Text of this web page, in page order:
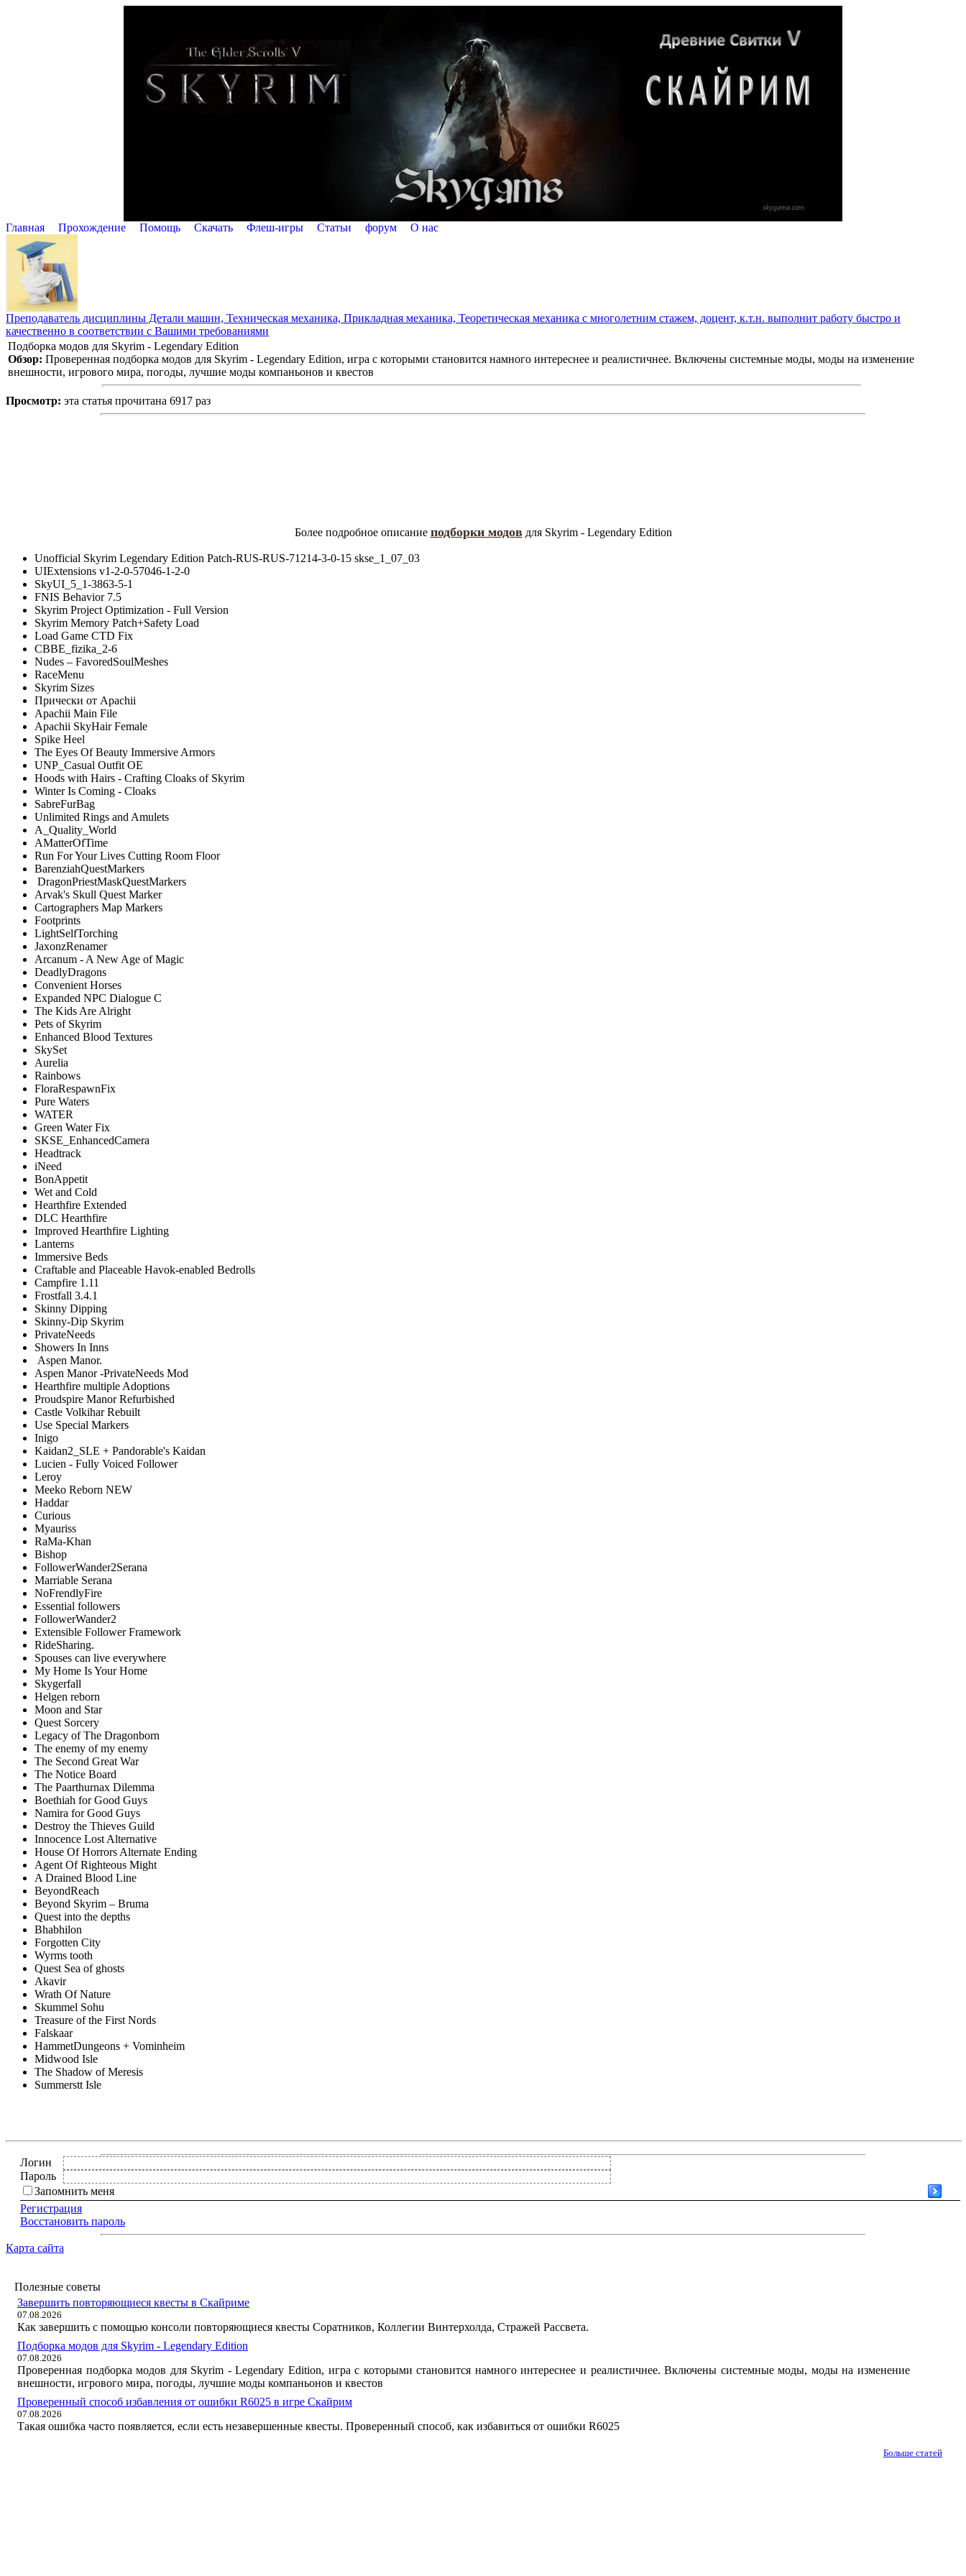
Главная Прохождение Помощь Cкачать Флеш-игры Статьи форум О нас
Преподаватель дисциплины Детали машин, Техническая механика, Прикладная механика, Теоретическая механика с многолетним стажем, доцент, к.т.н. выполнит работу быстро и
качественно в соответствии с Вашими требованиями
Подборка модов для Skyrim - Legendary Edition
Обзор: Проверенная подборка модов для Skyrim - Legendary Edition, игра с которыми становится намного интереснее и реалистичнее. Включены системные моды, моды на изменение
внешности, игрового мира, погоды, лучшие моды компаньонов и квестов
Просмотр: эта статья прочитана 6917 раз
Более подробное описание подборки модов для Skyrim - Legendary Edition
Unofficial Skyrim Legendary Edition Patch-RUS-RUS-71214-3-0-15 skse_1_07_03
UIExtensions v1-2-0-57046-1-2-0
SkyUI_5_1-3863-5-1
FNIS Behavior 7.5
Skyrim Project Optimization - Full Version
Skyrim Memory Patch+Safety Load
Load Game CTD Fix
CBBE_fizika_2-6
Nudes – FavoredSoulMeshes
RaceMenu
Skyrim Sizes
Прически от Apachii
Apachii Main File
Apachii SkyHair Female
Spike Heel
The Eyes Of Beauty Immersive Armors
UNP_Casual Outfit OE
Hoods with Hairs - Crafting Cloaks of Skyrim
Winter Is Coming - Cloaks
SabreFurBag
Unlimited Rings and Amulets
A_Quality_World
AMatterOfTime
Run For Your Lives Cutting Room Floor
BarenziahQuestMarkers
DragonPriestMaskQuestMarkers
Arvak's Skull Quest Marker
Cartographers Map Markers
Footprints
LightSelfTorching
JaxonzRenamer
Arcanum - A New Age of Magic
DeadlyDragons
Convenient Horses
Expanded NPC Dialogue С
The Kids Are Alright
Pets of Skyrim
Enhanced Blood Textures
SkySet
Aurelia
Rainbows
FloraRespawnFix
Pure Waters
WATER
Green Water Fix
SKSE_EnhancedCamera
Headtrack
iNeed
BonAppetit
Wet and Cold
Hearthfire Extended
DLC Hearthfire
Improved Hearthfire Lighting
Lanterns
Immersive Beds
Craftable and Placeable Havok-enabled Bedrolls
Campfire 1.11
Frostfall 3.4.1
Skinny Dipping
Skinny-Dip Skyrim
PrivateNeeds
Showers In Inns
Aspen Manor.
Aspen Manor -PrivateNeeds Mod
Hearthfire multiple Adoptions
Proudspire Manor Refurbished
Castle Volkihar Rebuilt
Use Special Markers
Inigo
Kaidan2_SLE + Pandorable's Kaidan
Lucien - Fully Voiced Follower
Leroy
Meeko Reborn NEW
Haddar
Curious
Myauriss
RaMa-Khan
Bishop
FollowerWander2Serana
Marriable Serana
NoFrendlyFire
Essential followers
FollowerWander2
Extensible Follower Framework
RideSharing.
Spouses can live everywhere
My Home Is Your Home
Skygerfall
Helgen reborn
Moon and Star
Quest Sorcery
Legacy of The Dragonborn
The enemy of my enemy
The Second Great War
The Notice Board
The Paarthurnax Dilemma
Boethiah for Good Guys
Namira for Good Guys
Destroy the Thieves Guild
Innocence Lost Alternative
House Of Horrors Alternate Ending
Agent Of Righteous Might
A Drained Blood Line
BeyondReach
Beyond Skyrim – Bruma
Quest into the depths
Bhabhilon
Forgotten City
Wyrms tooth
Quest Sea of ghosts
Akavir
Wrath Of Nature
Skummel Sohu
Treasure of the First Nords
Falskaar
HammetDungeons + Vominheim
Midwood Isle
The Shadow of Meresis
Summerstt Isle
Логин
Пароль
Запомнить меня
Регистрация
Восстановить пароль
Карта сайта
Полезные советы
Завершить повторяющиеся квесты в Скайриме
07.08.2026
Как завершить с помощью консоли повторяющиеся квесты Соратников, Коллегии Винтерхолда, Стражей Рассвета.
Подборка модов для Skyrim - Legendary Edition
07.08.2026
Проверенная подборка модов для Skyrim - Legendary Edition, игра с которыми становится намного интереснее и реалистичнее. Включены системные моды, моды на изменение
внешности, игрового мира, погоды, лучшие моды компаньонов и квестов
Проверенный способ избавления от ошибки R6025 в игре Скайрим
07.08.2026
Такая ошибка часто появляется, если есть незавершенные квесты. Проверенный способ, как избавиться от ошибки R6025
Больше статей